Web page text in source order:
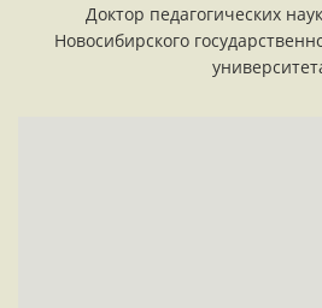
Доктор педагогических
Новосибирского